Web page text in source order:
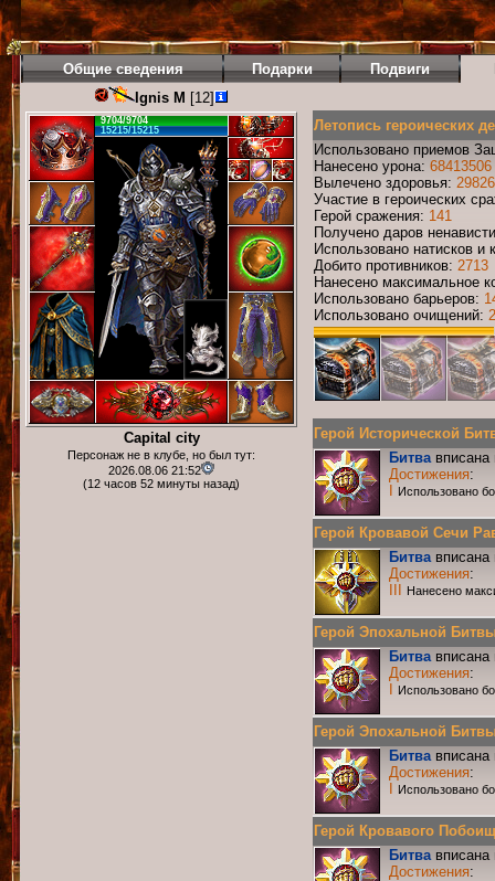
Общие сведения Подарки Подвиги
Ignis M [12]
9704/9704
15215/15215
Capital city
Персонаж не в клубе, но был тут:
2026.08.06 21:52
(12 часов 52 минуты назад)
Летопись героических
Использовано приемов
Нанесено урона: 68413506
Вылечено здоровья:
Участие в героических
Герой сражения: 141
Получено даров
Использовано натисков и
Добито противников: 2713
Нанесено максимальное
Использовано барьеров:
Использовано очищений:
Герой Исторической
Битвавписана
Достижения:
Использовано
Герой Кровавой Сечи
Битвавписана
Достижения:
Нанесено
Герой Эпохальной
Битвавписана
Достижения:
Использовано
Герой Эпохальной
Битвавписана
Достижения:
Использовано
Герой Кровавого
Битвавписана
Достижения: